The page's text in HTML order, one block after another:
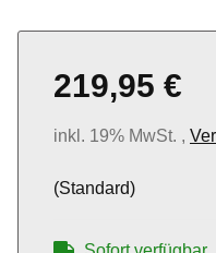
219,95 €
inkl. 19% MwSt. ,
(Standard)